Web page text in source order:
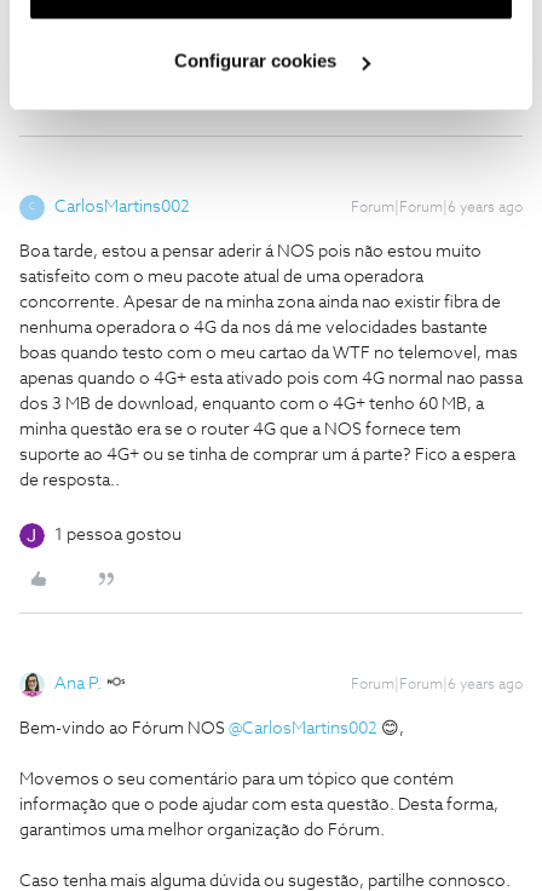
utilização dos cookies clicando em "Configurar
Configurar cookies
1 pessoa gostou
C CarlosMartins002 Forum|Forum|6 years ago
Boa tarde, estou a pensar aderir á NOS pois não estou muito
satisfeito com o meu pacote atual de uma operadora
concorrente. Apesar de na minha zona ainda nao existir fibra de
nenhuma operadora o 4G da nos dá me velocidades bastante
boas quando testo com o meu cartao da WTF no telemovel, mas
apenas quando o 4G+ esta ativado pois com 4G normal nao passa
dos 3 MB de download, enquanto com o 4G+ tenho 60 MB, a
minha questão era se o router 4G que a NOS fornece tem
suporte ao 4G+ ou se tinha de comprar um á parte? Fico a espera
de resposta..
1 pessoa gostou
Ana P. Forum|Forum|6 years ago
Bem-vindo ao Fórum NOS @CarlosMartins002 😊,
Movemos o seu comentário para um tópico que contém
informação que o pode ajudar com esta questão. Desta forma,
garantimos uma melhor organização do Fórum.
Caso tenha mais alguma dúvida ou sugestão, partilhe connosco.